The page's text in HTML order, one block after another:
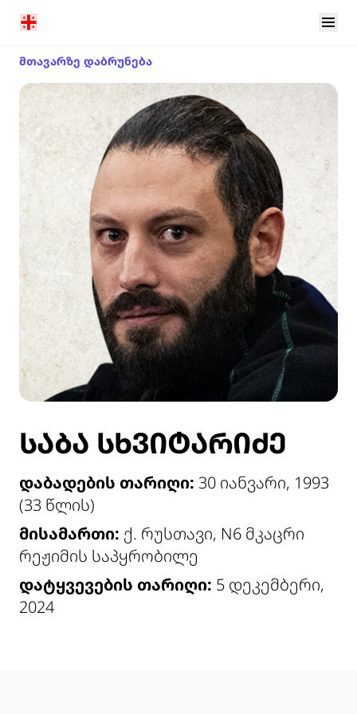
მთავარზე დაბრუნება
ᲡᲐᲑᲐ ᲡᲮᲕᲘᲢᲐᲠᲘᲫᲔ
დაბადების თარიღი: 30 იანვარი, 1993
(33 წლის)
მისამართი: ქ. რუსთავი, N6 მკაცრი
რეჟიმის საპყრობილე
დატყვევების თარიღი: 5 დეკემბერი,
2024